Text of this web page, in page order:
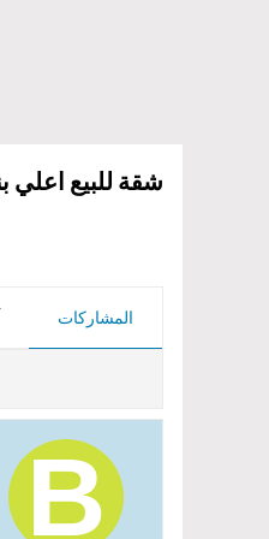
شقة للبيع اعلي
المشاركات